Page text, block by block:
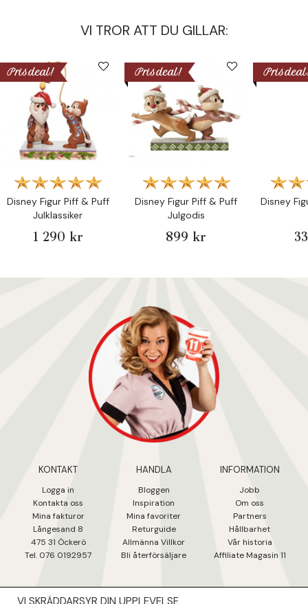
VI TROR ATT DU GILLAR:
Prisdeal!
Disney Figur Piff & Puff
Julklassiker
1 290 kr
Prisdeal!
Disney Figur Piff & Puff
Julgodis
899 kr
Disney
KONTAKT
Logga in
Kontakta oss
Mina fakturor
Långesand 8
475 31 Öckerö
Tel. 076 0192957
HANDLA
Bloggen
Inspiration
Mina favoriter
Returguide
Allmänna Villkor
Bli återförsäljare
INFORMATION
Jobb
Om oss
Partners
Hållbarhet
Vår historia
Affiliate Magasin 11